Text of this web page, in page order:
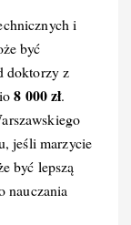
p
y
Li
n
k
i
być
doktorzy z
8 000 zł.
jeśli marzycie
być lepszą
nauczania